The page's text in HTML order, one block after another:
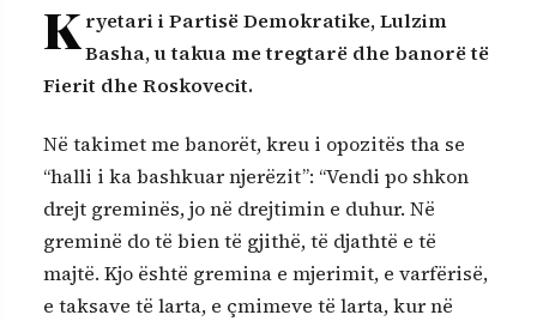
K ryetari i Partisë Demokratike, Lulzim
Basha, u takua me tregtarë dhe banorë të
Fierit dhe Roskovecit.
Në takimet me banorët, kreu i opozitës tha se
“halli i ka bashkuar njerëzit”: “Vendi po shkon
drejt greminës, jo në drejtimin e duhur. Në
greminë do të bien të gjithë, të djathtë e të
majtë. Kjo është gremina e mjerimit, e varfërisë,
e taksave të larta, e çmimeve të larta, kur në